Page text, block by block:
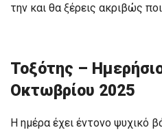
την και θα ξέρεις ακριβώς
Τοξότης –
Οκτωβρίου 2025
Η ημέρα έχει έντονο ψυχικό